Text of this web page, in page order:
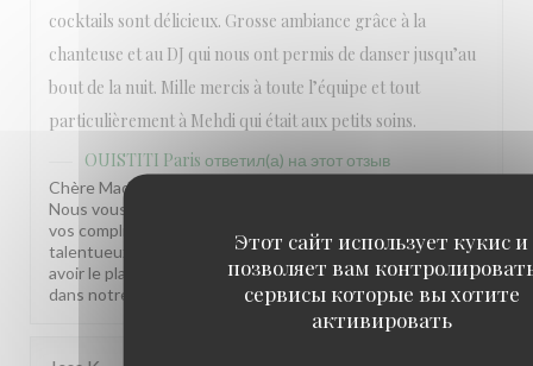
Этот сайт использует кукис и
позволяет вам
сервисы которые вы хотите
активировать
cocktails sont délicieux. Grosse ambiance grâce à la
chanteuse et au DJ qui nous ont permis de danser jusqu’au
bout de la nuit. Mille mercis à toute l’équipe et tout
particulièrement à Mehdi qui était aux petits soins.
OUISTITI Paris ответил(а) на этот отзыв
Chère Madame, Quel bonheur de lire votre commentaire !
Nous vous remercions du fonds du cœur et transmettons
vos compliments à Medhi et ses équipes ainsi qu'à notre
talentueux duo Maryann et Christophe. Nous espérons
avoir le plaisir de vous recevoir à nouveau prochainement
dans notre établissement. Bien à vous, La Ouist'team